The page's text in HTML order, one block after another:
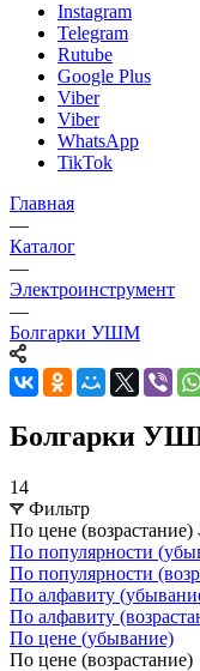
Instagram
Telegram
Rutube
Google Plus
Viber
Viber
WhatsApp
TikTok
Главная
—
Каталог
—
Электроинструмент
—
Болгарки УШМ
Болгарки
14
Фильтр
По цене (возрастание)
По популярности
По популярности
По алфавиту
По алфавиту
По цене (убывание)
По цене (возрастание)